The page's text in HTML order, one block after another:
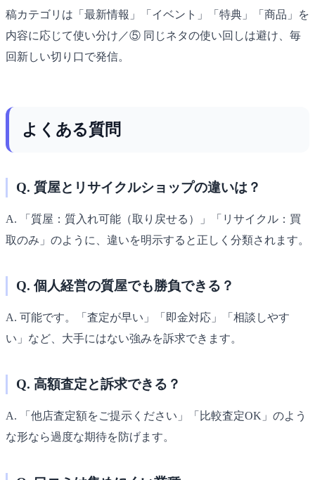
稿カテゴリは「最新情報」「イベント」「特典」「商品」を
内容に応じて使い分け／⑤ 同じネタの使い回しは避け、毎
回新しい切り口で発信。
よくある質問
Q. 質屋とリサイクルショップの違いは？
A. 「質屋：質入れ可能（取り戻せる）」「リサイクル：買
取のみ」のように、違いを明示すると正しく分類されます。
Q. 個人経営の質屋でも勝負できる？
A. 可能です。「査定が早い」「即金対応」「相談しやす
い」など、大手にはない強みを訴求できます。
Q. 高額査定と訴求できる？
A. 「他店査定額をご提示ください」「比較査定OK」のよう
な形なら過度な期待を防げます。